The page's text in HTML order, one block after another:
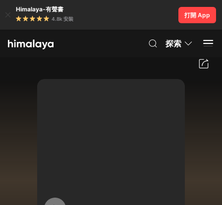
Himalaya-有聲書
4.8k 安裝
打開 App
探索